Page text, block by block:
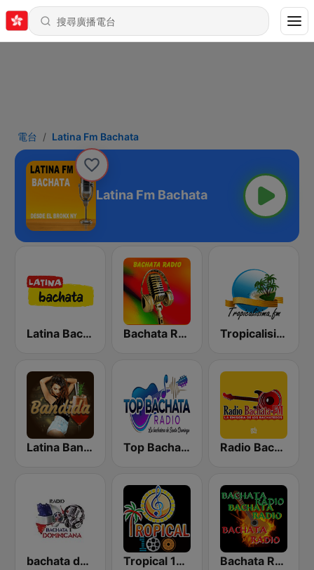
電台 Latina Fm Bachata
Latina Fm Bachata
Latina Bachata Bachata Radio Tropicalisima.fm - Bachata
Latina Bandida! Top Bachata Radio Radio Bachata
bachata dominicana Tropical 100 Salsa Bachata Radio RD